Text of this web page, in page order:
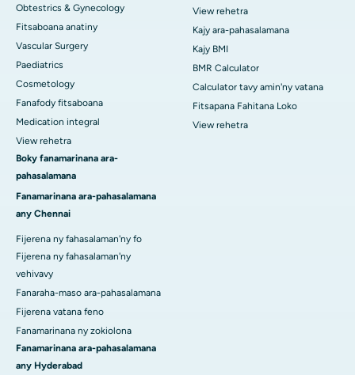
Obtestrics & Gynecology
Fitsaboana anatiny
Vascular Surgery
Paediatrics
Cosmetology
Fanafody fitsaboana
Medication integral
View rehetra
Boky fanamarinana ara-
pahasalamana
Fanamarinana ara-pahasalamana
any Chennai
Fijerena ny fahasalaman'ny fo
Fijerena ny fahasalaman'ny
vehivavy
Fanaraha-maso ara-pahasalamana
Fijerena vatana feno
Fanamarinana ny zokiolona
Fanamarinana ara-pahasalamana
any Hyderabad
View rehetra
Kajy ara-pahasalamana
Kajy BMI
BMR Calculator
Calculator tavy amin'ny vatana
Fitsapana Fahitana Loko
View rehetra